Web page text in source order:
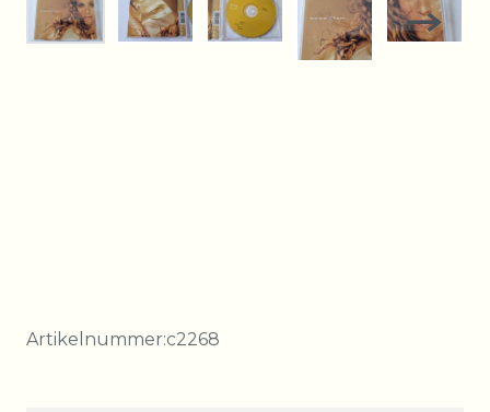
Artikelnummer:c2268